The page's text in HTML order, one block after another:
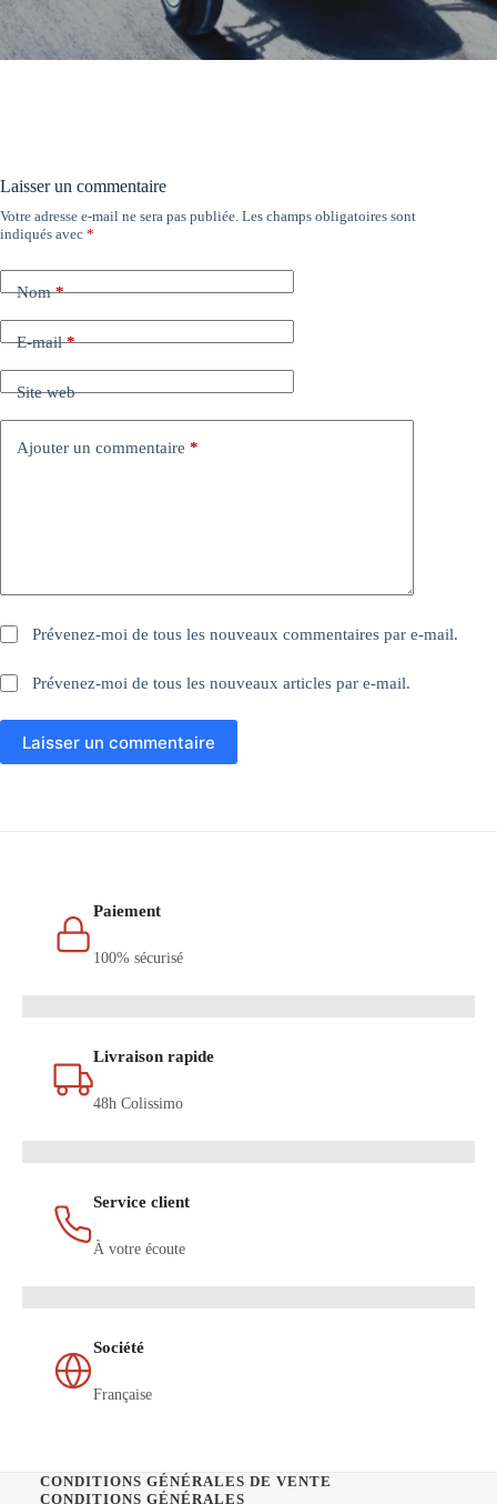
Laisser un commentaire
Votre adresse e-mail ne sera pas publiée. Les champs obligatoires sont
indiqués avec *
Nom*
E-mail*
Site web
Ajouter un commentaire *
Prévenez-moi de tous les nouveaux commentaires par e-mail.
Prévenez-moi de tous les nouveaux articles par e-mail.
Laisser un commentaire
Paiement
100% sécurisé
Livraison rapide
48h Colissimo
Service client
À votre écoute
Société
Française
CONDITIONS GÉNÉRALES DE VENTE
CONDITIONS GÉNÉRALES